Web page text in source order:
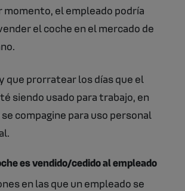
momento, el empleado podría
el coche en el mercado de
que prorratear los días que el
siendo usado para trabajo, en
se compagine para uso personal
es vendido/cedido al empleado
en las que un empleado se